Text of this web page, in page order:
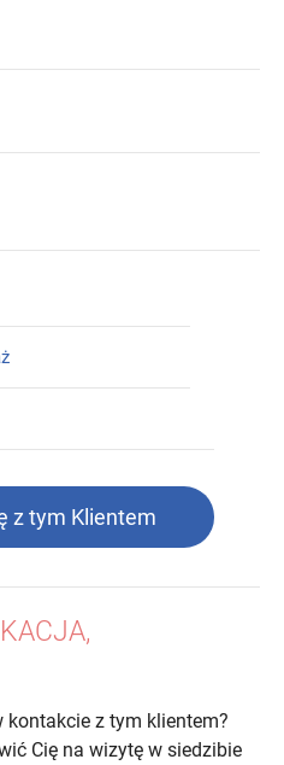
z tym Klientem
kontakcie z tym klientem?
Cię na wizytę w siedzibie